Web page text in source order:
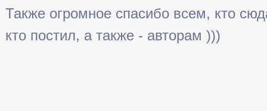
Также огромное спасибо всем, кто
кто постил, а также - авторам )))